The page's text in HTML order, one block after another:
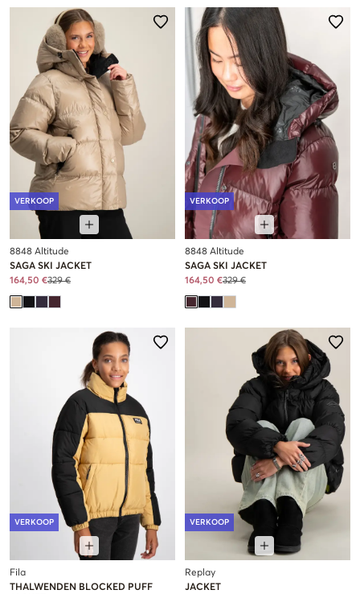
VERKOOP
8848 Altitude
SAGA SKI JACKET
164,50 €329 €
VERKOOP
8848 Altitude
SAGA SKI JACKET
164,50 €329 €
VERKOOP
Fila
THALWENDEN BLOCKED PUFF
VERKOOP
Replay
JACKET